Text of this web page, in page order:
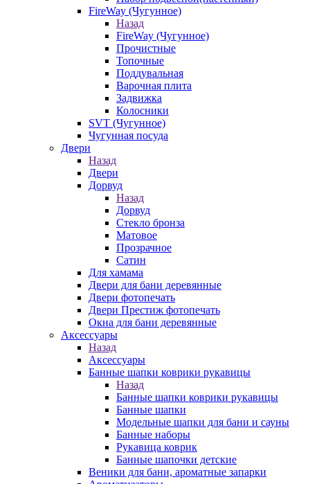
FireWay (Чугунное)
Назад
FireWay (Чугунное)
Прочистные
Топочные
Поддувальная
Варочная плита
Задвижка
Колосники
SVT (Чугунное)
Чугунная посуда
Двери
Назад
Двери
Дорвуд
Назад
Дорвуд
Стекло бронза
Матовое
Прозрачное
Сатин
Для хамама
Двери для бани деревянные
Двери фотопечать
Двери Престиж фотопечать
Окна для бани деревянные
Аксессуары
Назад
Аксессуары
Банные шапки коврики рукавицы
Назад
Банные шапки коврики рукавицы
Банные шапки
Модельные шапки для бани и сауны
Банные наборы
Рукавица коврик
Банные шапочки детские
Веники для бани, ароматные запарки